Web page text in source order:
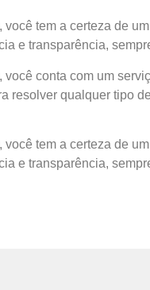
tem a certeza de
e transparência,
conta com um
resolver qualquer tipo
tem a certeza de
e transparência,